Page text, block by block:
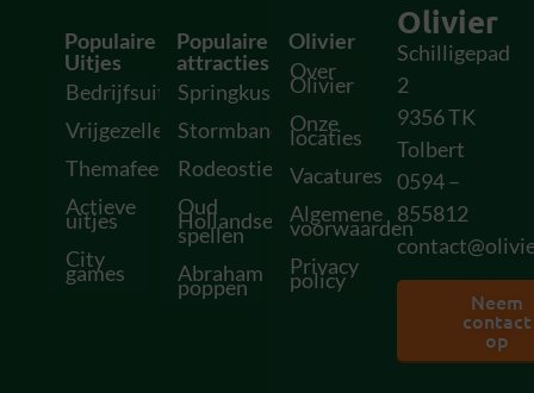
Populaire
Uitjes
Bedrijfsuitjes
Vrijgezellenfeesten
Themafeesten
Actieve
uitjes
City
games
Populaire
attracties
Springkussens
Stormbanen
Rodeostieren
Oud
Hollandse
spellen
Abraham
poppen
Olivier
Over
Olivier
Onze
locaties
Vacatures
Algemene
voorwaarden
Privacy
policy
Olivier
Schilligepad
2
9356 TK
Tolbert
0594 –
855812
Neem
contact
op